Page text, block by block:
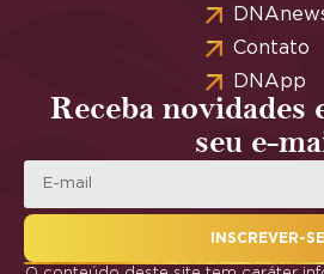
Contato
DNApp
Receba novidades
seu e-
INSCREVER-SE